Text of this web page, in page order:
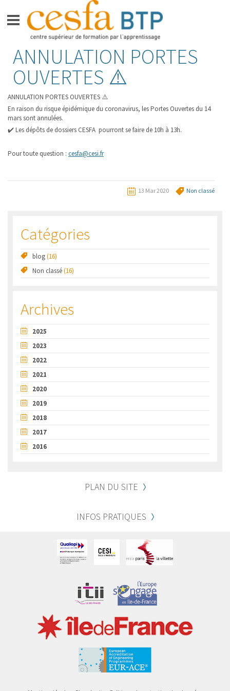
contenu
CESFA BTP
FORMATIONS BAC +3 –
BACHELOR GRADE DE LICENCE
FORMATION BAC +5 –
INGÉNIEUR
APPRENTIS
VIE SUR LE CAMPUS
ANNULATION PORTES
OUVERTES ⚠️
ANNULATION PORTES OUVERTES ⚠️
En raison du risque épidémique du coronavirus, les Portes Ouvertes du 14
mars sont annulées.
✔️Les dépôts de dossiers CESFA pourront se faire de 10h à 13h.
Pour toute question : cesfa@cesi.fr
13 Mar 2020 Non classé
Catégories
blog(16)
Non classé(16)
Archives
2025
2023
2022
2021
2020
2019
2018
2017
2016
PLAN DU SITE
INFOS PRATIQUES